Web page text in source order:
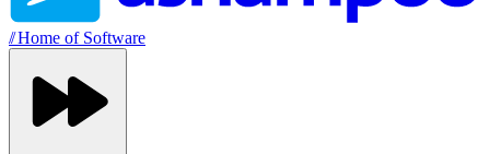
//Home of Software